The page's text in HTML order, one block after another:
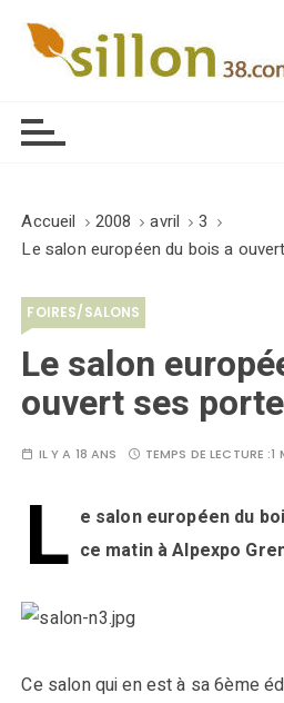
Accueil 2008 avril
3
Le salon européen du bois a
FOIRES/SALONS
Le salon
ouvert ses
IL Y A 18 ANS TEMPS DE LECTURE :1
L e salon européen du
ce matin à Alpexpo
Ce salon qui en est à sa 6ème